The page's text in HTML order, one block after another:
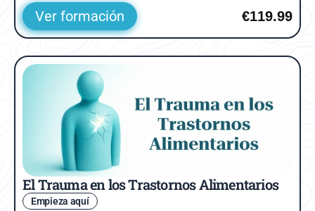
Ver formación €119.99
Empieza aquí
El Trauma en los Trastornos Alimentarios